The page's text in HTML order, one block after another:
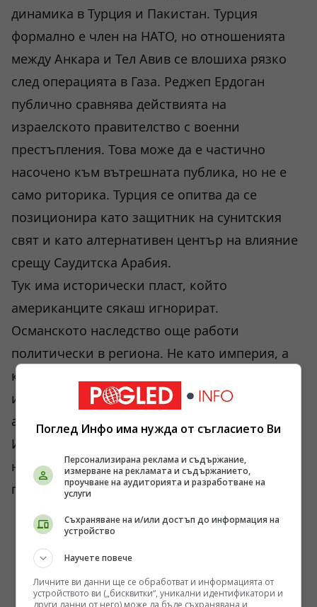
динамика в Турция и Пакистан. Турция
формално е член на НАТО, но отношенията
между Анкара и Тел Авив се влошиха рязко
след операцията в Газа. Реджеп Ердоган
публично сравнява действията на
израелското правителство с военни
престъпления. Това може да е частично
насочено към вътрешната публика, но не е
само риторика. Турция се опитва да се
позиционира като защитник на сунитския
свят и като алтернативен център на влияние
срещу Саудитска Арабия.
Тук има исторически пласт, който
американците сякаш игнорират.
Османското наследство още работи
политически в региона. Не като империя, а
като символен ресурс. Ердоган редовно
използва тази тема. В подобна атмосфера
американският натиск за признаване на
Израел изглежда не просто неуместен, а
направо токсичен за турската вътрешна
политика.
Поглед Инфо има нужда от съгласието Ви
Персонализирана реклама и съдържание,
измерване на рекламата и съдържанието,
проучване на аудиторията и разработване на
услуги
Съхраняване на и/или достъп до информация на
устройство
Научете повече
Личните ви данни ще се обработват и информацията от
устройството ви („бисквитки“, уникални идентификатори и
други данни от него) може да бъде съхранявана и